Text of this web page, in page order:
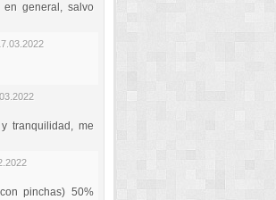
en general, salvo
tranquilidad, me
pinchas) 50%